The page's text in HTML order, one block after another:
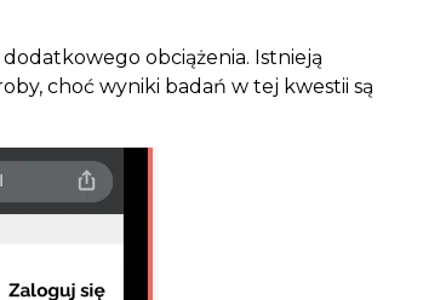
obciążenia. Istnieją
choć wyniki badań w tej kwestii są